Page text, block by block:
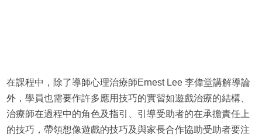
在課程中，除了導師心理治療師Ernest Lee 李偉堂講解導論
外，學員也需要作許多應用技巧的實習如遊戲治療的結構、
治療師在過程中的角色及指引、引導受助者的在承擔責任上
的技巧，帶領想像遊戲的技巧及與家長合作協助受助者要注